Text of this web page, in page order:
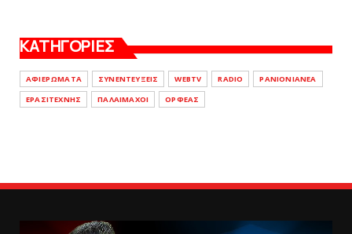
ΚΑΤΗΓΟΡΙΕΣ
ΑΦΙΕΡΩΜΑΤΑ ΣΥΝΕΝΤΕΥΞΕΙΣ WEBTV RADIO
PANIONIANEA
ΕΡΑΣΙΤΕΧΝΗΣ
ΠΑΛΑΙΜΑΧΟΙ ΟΡΦΕΑΣ